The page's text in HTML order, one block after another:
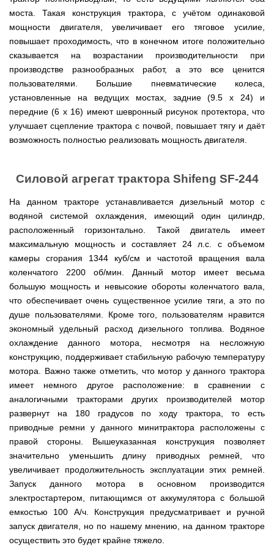
моста. Такая конструкция трактора, с учётом одинаковой
мощности двигателя, увеличивает его тяговое усилие,
повышает проходимость, что в конечном итоге положительно
сказывается на возрастании производительности при
производстве разнообразных работ, а это все ценится
пользователями. Большие пневматические колеса,
установленные на ведущих мостах, задние (9.5 х 24) и
передние (6 х 16) имеют шевронный рисунок протектора, что
улучшает сцепление трактора с почвой, повышает тягу и даёт
возможность полностью реализовать мощность двигателя.
Силовой агрегат трактора Shifeng SF-244
На данном тракторе устанавливается дизельный мотор с
водяной системой охлаждения, имеющий один цилиндр,
расположенный горизонтально. Такой двигатель имеет
максимальную мощность и составляет 24 л.с. с объемом
камеры сгорания 1344 куб/см и частотой вращения вала
коленчатого 2200 об/мин. Данный мотор имеет весьма
большую мощность и невысокие обороты коленчатого вала,
что обеспечивает очень существенное усилие тяги, а это по
душе пользователями. Кроме того, пользователям нравится
экономный удельный расход дизельного топлива. Водяное
охлаждение данного мотора, несмотря на несложную
конструкцию, поддерживает стабильную рабочую температуру
мотора. Важно также отметить, что мотор у данного трактора
имеет немного другое расположение: в сравнении с
аналогичными тракторами других производителей мотор
развернут на 180 градусов по ходу трактора, то есть
приводные ремни у данного минитрактора расположены с
правой стороны. Вышеуказанная конструкция позволяет
значительно уменьшить длину приводных ремней, что
увеличивает продолжительность эксплуатации этих ремней.
Запуск данного мотора в основном производится
электростартером, питающимся от аккумулятора с большой
емкостью 100 А/ч. Конструкция предусматривает и ручной
запуск двигателя, но по нашему мнению, на данном тракторе
осуществить это будет крайне тяжело.
ТЭНом
Бойлеры
EWT
RUNDE
KOMBI
Цилиндрический
комбинированного
нагрева
мокрым
ТЭНом
Clima
DRY
Горизонтальный
цилиндрический
с
двумя
ТЭНами
Бойлеры
Clima
Runde
Slim
H
Горизонтальный
цилиндрический
водонагреватель
с
сухими
ТЭНами
уменьшенным
диаметром
EWT
Clima
DRY
Slim
V
Вертикальный
KO
Аккумуляторные
ножницы
Мотокосы
FORTE
Мотокосы
GRUNHELM
Мотокосы
WERK
FORTE
Электрокосы
WERK
Электротриммеры
Hyundai
мотоблоков
Адаптеры
для
Запчасти
Мотоблоки
Мотоблоки
DeLuxe
HYUNDAI
Мотопомпы
VITALS
Сенокосилки
Почвофреза
для
Ходоуменьшители
веток
для
дробилки
веток
Снегоуборщики
мотоблока
Сеялка
зерновая
Сеялка
овощная
для
мотоблока
Чеснокосажалки
для
мотоблока
Чеснококопалка
для
мотоблока,
мототрактора
Комплект
переоборудования
мотоблока
мототрактор
Бороны
роторные
и
бороны
для
мотоблока
для
минитрактора,
КОСИЛКА
ДЛЯ
Косилка
для
КУЛЬТИВАТОРЫ
для
минитрактора,
трактора,
мототрактора
отвал
к
Сеялка
зерновая
для
минитрактора,
трактора
Сеялки
овощные
ЭКСКАВАТОР
НАВЕСНОЙ
ПОГРУЗЧИК
ФРОНТАЛЬНЫЙ
ворошилки
навесные
мототрактор
Измельчитель
Твердотопливные
PROTECH
Твердотопливные
БУРЖУЙ
Твердотопливные
МАРТЕН
котлы
Циркуляционные
Электроконвекторы
Отопительные
печи,
ВЕРТИКАЛЬ
Отопительные
БУРЖУЙКА
ОГНЕВ
печи,
БУРЖУЙКА
бань
и
CANADA
Печи-
для
саун
Печи-
каменки
саун НОВАСЛАВ
Высоторезы
для
заточки
Бензопилы
IRON
ANGEL
Бензопилы
Бензопилы
AL-
Бензопилы
Бензопилы
WERK
Аккумуляторные
пилы
пилы
AL-
Бензопилы
Hyundai
Электрические
цепные
пилы,
AL-
KO
Электрические
цепные
пилы,
электропилы
Hyundai
Аккумуляторные
садовые,
воздуходувки
садовые,
воздуходувки
Электрические
пылесосы
Разбрасыватели
ручные
SOLO
Ручной
комплект
для
посадки
(2
3
в
1
4
в
Окучники
ручные
Картофелекопалка
ручная
Лопата-
отвал
ручная
уборки
снега
Ручной
инструмент
для
Сварочные
Сварочные
Укропа
салата
Аккумуляторные
Бензиновые
скарификаторы
Электрические
скарификаторы
Скарификатор
Аэратор
AL-
Скарификатор-
аэратор
Hyundai
Складские
тележки
СКИФ
Тележки
СКИФ
Аккумуляторные
снегоуборщики
Бензиновые
снегоуборщики
Электрические
снегоуборщики
IRON
ANGEL
AL-
KO
Снегоуборщики
Weima
HYUNDAI
Снегоуборщики
строительные
и
садовые
тачки
Твердотопливные
котлы
ПРОСКУРОВ
Твердотопливные
БУРЖУЙ
Твердотопливные
МАРТЕН
Твердотопливные
котлы
Protech
котлы
VESUVI
Коптильня
домашняя
Летний
для
дачи,
душевая
кабинка
Шампура
Электрокультиваторы Кентавр
Электрокультиваторы IRON
ANGEL
Электрокультиваторы
Электрокультиваторы
Hyundai
Электрокультиваторы
Scheppach
Электросамокат
SPARK
KICKSCOOTER
MAXi
36V
500W
15AH
задний
мотор